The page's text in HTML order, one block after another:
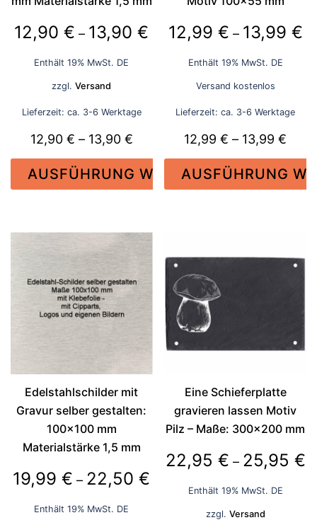
12,90€ – 13,90€ Preisspanne:
Enthält 19% MwSt. DE
zzgl.Versand
Lieferzeit: ca. 3-6 Werktage
12,90 € – 13,90 €Preisspanne:
12,90 €
bis
AUSFÜHRUNG WÄHLEN
mehrere
Varianten
auf.
Die
auf
der
Produktseite
gewählt
werden
12,99 € – 13,99 €
Enthält 19% MwSt. DE
Versand kostenlos
Lieferzeit: ca. 3-6 Werktage
12,99€ – 13,99€
bis
AUSFÜHRUNG
mehrere
können
der
Produktseite
gewählt
Edelstahlschilder mit
Gravur selber gestalten:
100×100 mm
Materialstärke 1,5 mm
19,99€ – 22,50€ Preisspanne:
19,99 €
Enthält 19% MwSt. DE
Eine Schieferplatte
gravieren lassen Motiv
Pilz – Maße: 300×200 mm
22,95 € – 25,95 €
Enthält 19% MwSt. DE
zzgl. Versand